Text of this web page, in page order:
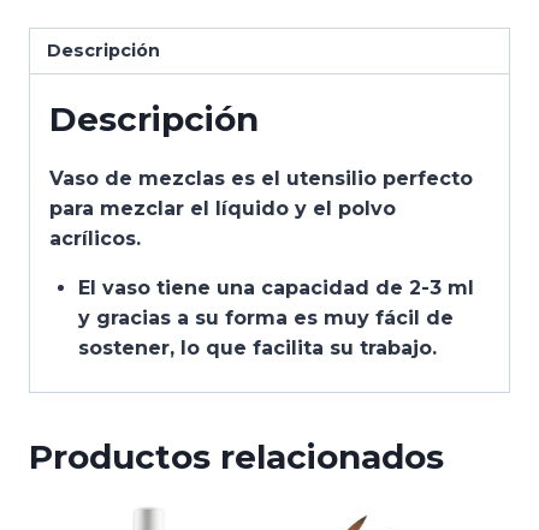
Descripción
Descripción
Vaso de mezclas es el utensilio perfecto
para mezclar el líquido y el polvo
acrílicos.
El vaso tiene una capacidad de 2-3 ml
y gracias a su forma es muy fácil de
sostener, lo que facilita su trabajo.
Productos relacionados